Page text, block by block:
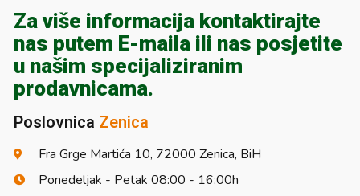
Za više informacija kontaktirajte
nas putem E-maila ili nas posjetite
u našim specijaliziranim
prodavnicama.
Poslovnica Zenica
Fra Grge Martića 10, 72000 Zenica, BiH
Ponedeljak - Petak 08:00 - 16:00h